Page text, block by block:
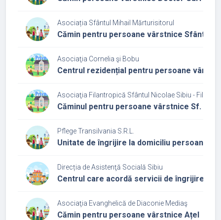
Asociația Sfântul Mihail Mărturisitorul
Cămin pentru persoane vârstnice Sfântul
Asociaţia Cornelia şi Bobu
Centrul rezidențial pentru persoane
Asociaţia Filantropică Sfântul Nicolae Sibiu - Filială
Căminul pentru persoane vârstnice Sf.
Pflege Transilvania S.R.L.
Unitate de îngrijire la domiciliu persoane
Direcția de Asistenţă Socială Sibiu
Centrul care acordă servicii de îngrijire și
Asociaţia Evanghelică de Diaconie Mediaş
Cămin pentru persoane vârstnice Ațel